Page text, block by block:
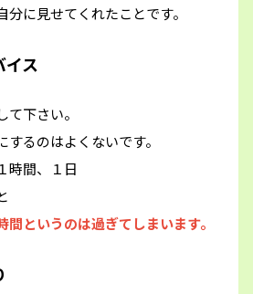
分に見せてくれたことです。
イス
て下さい。
るのはよくないです。
時間、１日
間というのは過ぎてしまいます。